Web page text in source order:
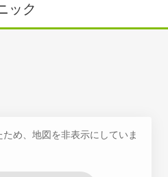
ック
め、地図を非表示にしていま